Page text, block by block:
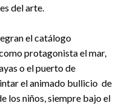
del arte.
el catálogo
protagonista el mar,
o el puerto de
el animado bullicio de
los niños, siempre bajo el